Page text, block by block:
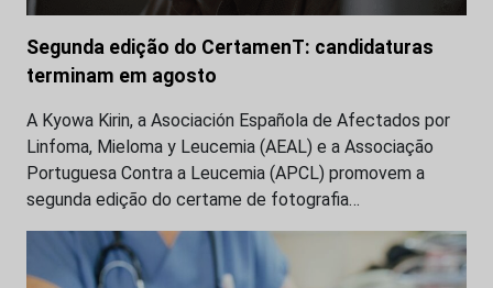
Segunda edição do CertamenT: candidaturas
terminam em agosto
A Kyowa Kirin, a Asociación Española de Afectados por
Linfoma, Mieloma y Leucemia (AEAL) e a Associação
Portuguesa Contra a Leucemia (APCL) promovem a
segunda edição do certame de fotografia…